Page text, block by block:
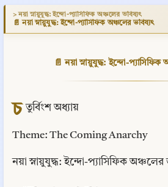
> নয়া স্নায়ুযুদ্ধ: ইন্দো-প্যাসিফিক অঞ্চলের ভবিষ্যৎ
📄 নয়া স্নায়ুযুদ্ধ: ইন্দো-প্যাসিফিক অঞ্চলের ভবিষ্যৎ
📄 নয়া স্নায়ুযুদ্ধ: ইন্দো-প্যাসিফিক
চ তুর্বিংশ অধ্যায়
Theme: The Coming Anarchy
নয়া স্নায়ুযুদ্ধ: ইন্দো-প্যাসিফিক অঞ্চলের